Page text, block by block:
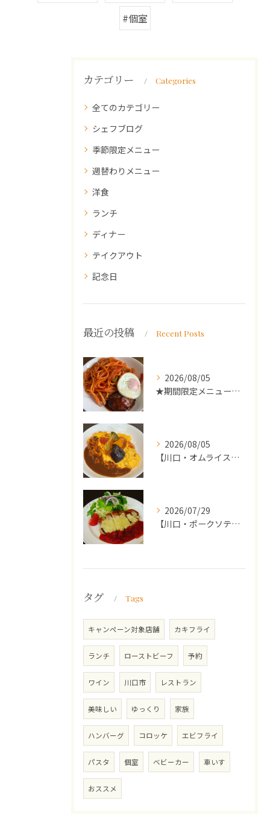
#個室
カテゴリー Categories
全てのカテゴリー
シェフブログ
季節限定メニュー
週替わりメニュー
洋食
ランチ
ディナー
テイクアウト
記念日
最近の投稿 Recent Posts
2026/08/05
★期間限定メニューのご案内★
2026/08/05
【川口・オムライス】ランチ・ディナーにおススメの週替わりメニ...
2026/07/29
【川口・ポークソテー】ランチ・ディナーにおススメの週替わりメ...
タグ Tags
キャンペーン対象店舗 カキフライ
ランチ ローストビーフ 予約
ワイン 川口市 レストラン
美味しい ゆっくり 家族
ハンバーグ コロッケ エビフライ
パスタ 個室 ベビーカー 車いす
おススメ